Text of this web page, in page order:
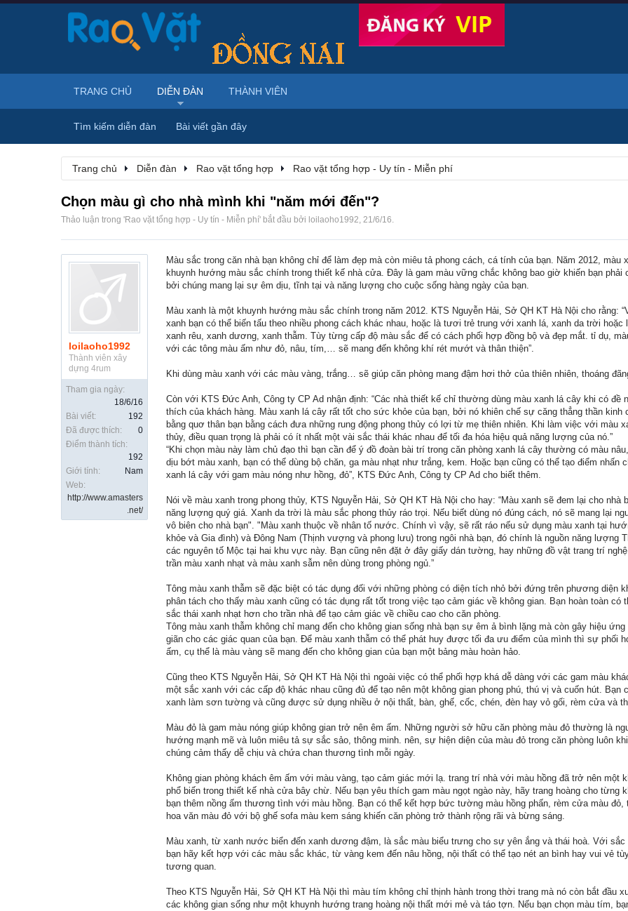
Trang chủ Diễn đàn Rao vặt tổng hợp Rao vặt tổng hợp - Uy tín - Miễn phí
Chọn màu gì cho nhà mình khi "năm mới đến"?
Thảo luận trong 'Rao vặt tổng hợp - Uy tín - Miễn phí' bắt đầu bởi loilaoho1992, 21/6/16.
loilaoho1992
Thành viên xây
dựng 4rum
Tham gia ngày:
18/6/16
Bài viết:
192
Đã được thích:
0
Điểm thành tích:
192
Giới tính:
Nam
Web:
http://www.amasters
.net/
Màu sắc trong căn nhà bạn không chỉ để làm đẹp mà còn miêu tả phong cách, cá tính của bạn. Năm 2012, màu
khuynh hướng màu sắc chính trong thiết kế nhà cửa. Đây là gam màu vững chắc không bao giờ khiến bạn phải
bởi chúng mang lại sự êm dịu, tĩnh tại và năng lượng cho cuộc sống hàng ngày của bạn.
Màu xanh là một khuynh hướng màu sắc chính trong năm 2012. KTS Nguyễn Hải, Sở QH KT Hà Nội cho rằng:
xanh bạn có thể biến tấu theo nhiều phong cách khác nhau, hoặc là tươi trẻ trung với xanh lá, xanh da trời hoặc
xanh rêu, xanh dương, xanh thẫm. Tùy từng cấp độ màu sắc để có cách phối hợp đồng bộ và đẹp mắt. tỉ dụ,
với các tông màu ấm như đỏ, nâu, tím,… sẽ mang đến không khí rét mướt và thân thiện”.
Khi dùng màu xanh với các màu vàng, trắng… sẽ giúp căn phòng mang đậm hơi thở của thiên nhiên, thoáng
Còn với KTS Đức Anh, Công ty CP Ad nhận định: “Các nhà thiết kế chỉ thường dùng màu xanh lá cây khi có đề
thích của khách hàng. Màu xanh lá cây rất tốt cho sức khỏe của bạn, bởi nó khiên chế sự căng thẳng thần kinh
bằng quơ thân bạn bằng cách đưa những rung động phong thủy có lợi từ mẹ thiên nhiên. Khi làm việc với màu
thủy, điều quan trọng là phải có ít nhất một vài sắc thái khác nhau để tối đa hóa hiệu quả năng lượng của nó.”
“Khi chọn màu này làm chủ đạo thì bạn cần để ý đồ đoàn bài trí trong căn phòng xanh lá cây thường có màu
dịu bớt màu xanh, bạn có thể dùng bộ chăn, ga màu nhạt như trắng, kem. Hoặc bạn cũng có thể tạo điểm nhấn
xanh lá cây với gam màu nóng như hồng, đỏ”, KTS Đức Anh, Công ty CP Ad cho biết thêm.
Nói về màu xanh trong phong thủy, KTS Nguyễn Hải, Sở QH KT Hà Nội cho hay: “Màu xanh sẽ đem lại cho nhà
năng lượng quý giá. Xanh da trời là màu sắc phong thủy ráo trọi. Nếu biết dùng nó đúng cách, nó sẽ mang lại
vô biên cho nhà bạn". "Màu xanh thuộc về nhân tố nước. Chính vì vậy, sẽ rất ráo nếu sử dụng màu xanh tại
khỏe và Gia đình) và Đông Nam (Thịnh vượng và phong lưu) trong ngôi nhà bạn, đó chính là nguồn năng lượng
các nguyên tố Mộc tại hai khu vực này. Bạn cũng nên đặt ở đây giấy dán tường, hay những đồ vật trang trí
trần màu xanh nhạt và màu xanh sẫm nên dùng trong phòng ngủ.”
Tông màu xanh thẫm sẽ đặc biệt có tác dụng đối với những phòng có diện tích nhỏ bởi đứng trên phương diện
phân tách cho thấy màu xanh cũng có tác dụng rất tốt trong việc tạo cảm giác về không gian. Bạn hoàn toàn có
sắc thái xanh nhạt hơn cho trần nhà để tạo cảm giác về chiều cao cho căn phòng.
Tông màu xanh thẫm không chỉ mang đến cho không gian sống nhà bạn sự êm ả bình lặng mà còn gây hiệu
giãn cho các giác quan của bạn. Để màu xanh thẫm có thể phát huy được tối đa ưu điểm của mình thì sự phối
ấm, cụ thể là màu vàng sẽ mang đến cho không gian của bạn một bảng màu hoàn hảo.
Cũng theo KTS Nguyễn Hải, Sở QH KT Hà Nội thì ngoài việc có thể phối hợp khá dễ dàng với các gam màu
một sắc xanh với các cấp độ khác nhau cũng đủ để tạo nên một không gian phong phú, thú vị và cuốn hút. Bạn
xanh làm sơn tường và cũng được sử dụng nhiều ở nội thất, bàn, ghế, cốc, chén, đèn hay vỏ gối, rèm cửa và
Màu đỏ là gam màu nóng giúp không gian trở nên êm ấm. Những người sở hữu căn phòng màu đỏ thường là
hướng mạnh mẽ và luôn miêu tả sự sắc sảo, thông minh. nên, sự hiện diện của màu đỏ trong căn phòng luôn
chúng cảm thấy dễ chịu và chứa chan thương tình mỗi ngày.
Không gian phòng khách êm ấm với màu vàng, tạo cảm giác mới lạ. trang trí nhà với màu hồng đã trở nên một
phổ biến trong thiết kế nhà cửa bây chừ. Nếu bạn yêu thích gam màu ngọt ngào này, hãy trang hoàng cho từng
bạn thêm nồng ấm thương tình với màu hồng. Bạn có thể kết hợp bức tường màu hồng phấn, rèm cửa màu đỏ,
hoa văn màu đỏ với bộ ghế sofa màu kem sáng khiến căn phòng trở thành rộng rãi và bừng sáng.
Màu xanh, từ xanh nước biển đến xanh dương đậm, là sắc màu biểu trưng cho sự yên ắng và thái hoà. Với sắc
bạn hãy kết hợp với các màu sắc khác, từ vàng kem đến nâu hồng, nội thất có thể tạo nét an bình hay vui vẻ
tương quan.
Theo KTS Nguyễn Hải, Sở QH KT Hà Nội thì màu tím không chỉ thịnh hành trong thời trang mà nó còn bắt đầu
các không gian sống như một khuynh hướng trang hoàng nội thất mới mẻ và táo tợn. Nếu bạn chọn màu tím,
TRANG CHỦ DIỄN ĐÀN
Tìm kiếm diễn đàn Bài viết gần đây
THÀNH VIÊN